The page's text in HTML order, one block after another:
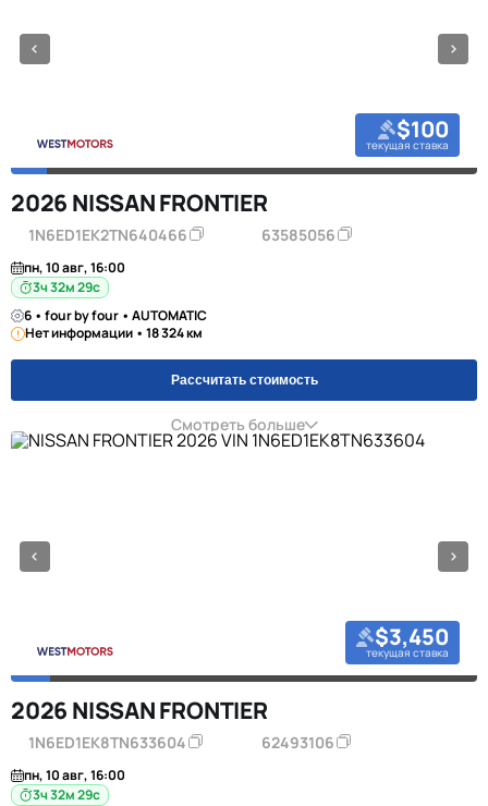
$100
текущая ставка
2026 NISSAN FRONTIER
1N6ED1EK2TN640466 63585056
пн, 10 авг, 16:00
3ч 32м 28с
6 • four by four • AUTOMATIC
Нет информации • 18 324 км
Рассчитать стоимость
Смотреть больше
$3,450
текущая ставка
2026 NISSAN FRONTIER
1N6ED1EK8TN633604 62493106
пн, 10 авг, 16:00
3ч 32м 28с